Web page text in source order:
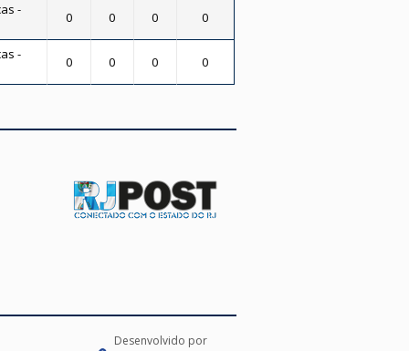
-
0 0 0 0
-
0 0 0 0
Desenvolvido por